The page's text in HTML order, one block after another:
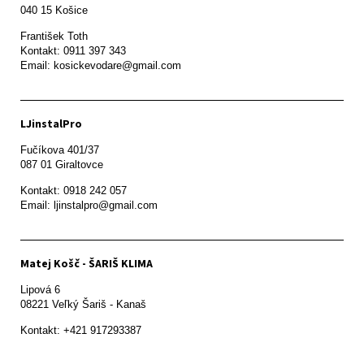
František Toth
Kontakt: 0911 397 343
Email: kosickevodare@gmail.com
LJinstalPro
Fučíkova 401/37
087 01 Giraltovce
Kontakt: 0918 242 057
Email: ljinstalpro@gmail.com
Matej Košč - ŠARIŠ KLIMA
Lipová 6
08221 Veľký Šariš - Kanaš
Kontakt: +421 917293387